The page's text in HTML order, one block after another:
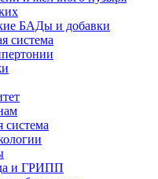
БАДы и добавки
система
система
и ГРИПП